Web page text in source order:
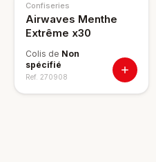
Confiseries
Airwaves Menthe
Extrême x30
Colis de Non
spécifié
Ref. 270908